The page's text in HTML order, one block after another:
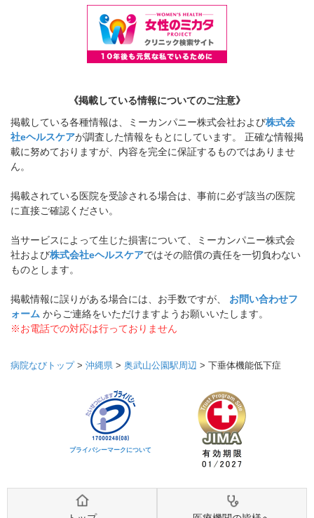
《掲載している情報についてのご注意》
掲載している各種情報は、ミーカンパニー株式会社および株式会
社eヘルスケアが調査した情報をもとにしています。 正確な情報掲
載に努めておりますが、内容を完全に保証するものではありませ
ん。
掲載されている医院を受診される場合は、事前に必ず該当の医院
に直接ご確認ください。
当サービスによって生じた損害について、ミーカンパニー株式会
社および株式会社eヘルスケアではその賠償の責任を一切負わない
ものとします。
掲載情報に誤りがある場合には、お手数ですが、 お問い合わせフ
ォーム からご連絡をいただけますようお願いいたします。
※お電話での対応は行っておりません
病院なびトップ> 沖縄県 > 奥武山公園駅周辺 > 下垂体機能低下症
プライバシーマークについて